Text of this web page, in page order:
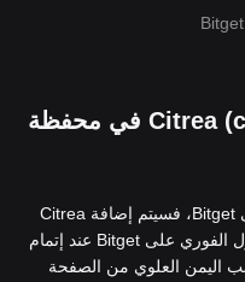
الخطوة 3: راقب Citrea (citrea.vip) في محفظة
إذا اخترت شراء Citrea (citrea.vip) على Bitget، فسيتم إضافة Citrea
(citrea.vip) على الفور إلى حساب التداول الفوري على Bitget عند إتمام
اليمن العلوي من الصفحة